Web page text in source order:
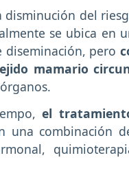
del
se ubica en
pero
mamario
el
una combinación